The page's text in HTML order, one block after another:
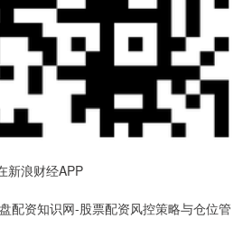
新浪财经APP
配资知识网-股票配资风控策略与仓位管